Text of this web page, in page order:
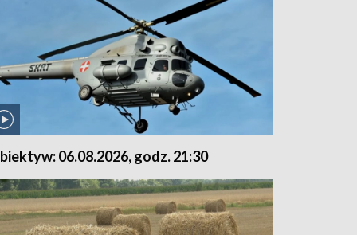
06.08.2026, godz. 21:30